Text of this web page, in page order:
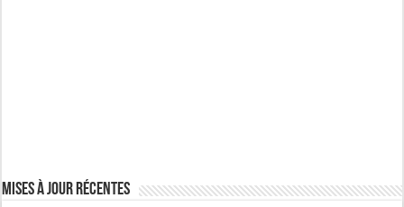
Mises à jour récentes